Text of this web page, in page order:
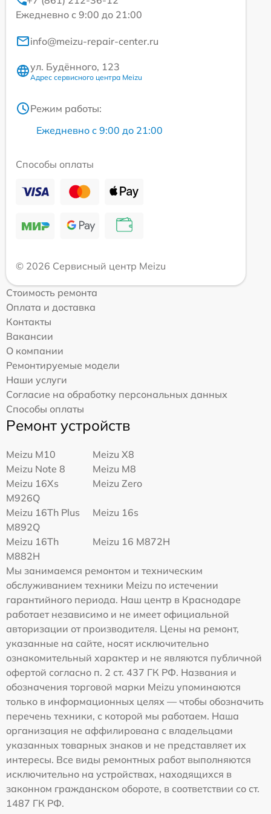
Ежедневно с 9:00 до 21:00
info@meizu-repair-center.ru
ул. Будённого, 123
Адрес сервисного центра Meizu
Режим работы:
Ежедневно с 9:00 до 21:00
Способы оплаты
© 2026 Сервисный центр Meizu
Стоимость ремонта
Оплата и доставка
Контакты
Вакансии
О компании
Ремонтируемые модели
Наши услуги
Согласие на обработку персональных данных
Способы оплаты
Ремонт устройств
Meizu M10
Meizu X8
Meizu Note 8
Meizu M8
Meizu 16Xs
M926Q
Meizu Zero
Meizu 16Th Plus
M892Q
Meizu 16s
Meizu 16Th
M882H
Meizu 16 M872H
Мы занимаемся ремонтом и техническим
обслуживанием техники Meizu по истечении
гарантийного периода. Наш центр в Краснодаре
работает независимо и не имеет официальной
авторизации от производителя. Цены на ремонт,
указанные на сайте, носят исключительно
ознакомительный характер и не являются публичной
офертой согласно п. 2 ст. 437 ГК РФ. Названия и
обозначения торговой марки Meizu упоминаются
только в информационных целях — чтобы обозначить
перечень техники, с которой мы работаем. Наша
организация не аффилирована с владельцами
указанных товарных знаков и не представляет их
интересы. Все виды ремонтных работ выполняются
исключительно на устройствах, находящихся в
законном гражданском обороте, в соответствии со ст.
1487 ГК РФ.